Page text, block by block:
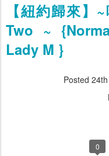
【紐約歸來】
Two ~
Lady M }
Posted
0